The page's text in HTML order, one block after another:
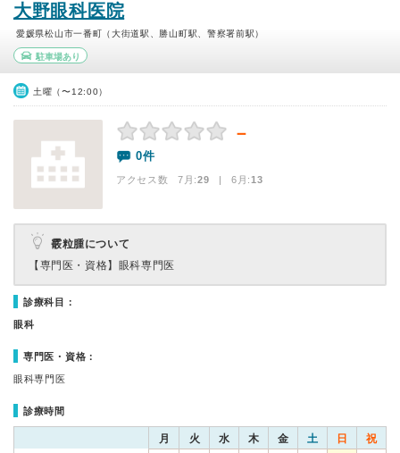
大野眼科医院
愛媛県松山市一番町（大街道駅、勝山町駅、警察署前駅）
駐車場あり
土曜（〜12:00）
－
0件
アクセス数 7月:29 | 6月:13
霰粒腫について
【専門医・資格】 眼科専門医
診療科目：
眼科
専門医・資格：
眼科専門医
診療時間
月 火 水 木 金 土 日 祝